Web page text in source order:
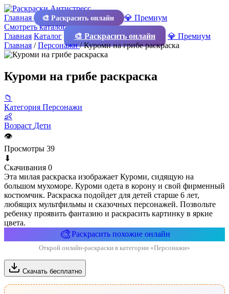
Главная 🎨 Раскрасить онлайн
💎 Премиум
Смотреть каталог
Главная Каталог 🎨 Раскрасить онлайн
💎 Премиум
Главная /Персонажи/Куроми на грибе раскраска
Куроми на грибе раскраска
📁
Категория Персонажи
👶
Возраст Дети
👁
Просмотры 39
⬇
Скачивания 0
Эта милая раскраска изображает Куроми, сидящую на
большом мухоморе. Куроми одета в корону и свой фирменный
костюмчик. Раскраска подойдет для детей старше 6 лет,
любящих мультфильмы и сказочных персонажей. Позвольте
ребенку проявить фантазию и раскрасить картинку в яркие
цвета.
🎨Раскрасить похожие онлайн
Открой онлайн-раскраски в категории «Персонажи»
Скачать бесплатно